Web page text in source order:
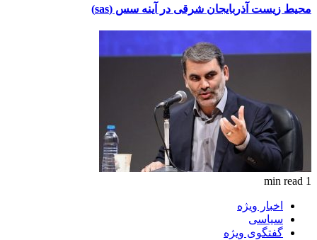
محیط زیست آذربایجان شرقی در آینه سس (sas)
1 min read
اخبار ویژه
سیاسی
گفتگوی ویژه